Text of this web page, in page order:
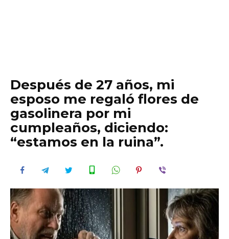
Después de 27 años, mi
esposo me regaló flores de
gasolinera por mi
cumpleaños, diciendo:
“estamos en la ruina”.